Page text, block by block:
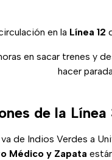
en la Línea 12
en sacar trenes y
hacer
de la
va de Indios Verdes a
Médico y Zapata